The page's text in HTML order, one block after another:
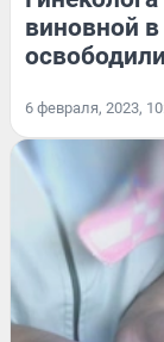
виновной
6 февраля, 2023,